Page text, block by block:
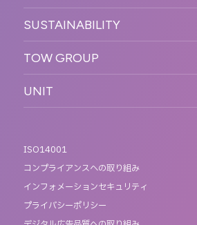
HISTORY
SUSTAINABILITY
サステナビリティ
TOW GROUP
MOTTO
BLUES MOBILE
UNIT
ISO14001
コンプライアンスへの取り組み
インフォメーションセキュリティ
プライバシーポリシー